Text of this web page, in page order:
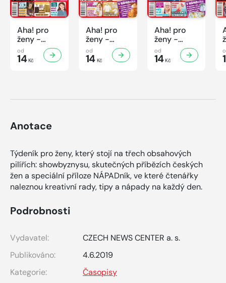
Aha! pro
ženy -
32/2026
od
14Kč
Aha! pro
ženy -
31/2026
od
14Kč
Aha! pro
ženy -
30/2026
od
14Kč
Anotace
Týdeník pro ženy, který stojí na třech obsahových
pilířích: showbyznysu, skutečných příbězích českých
žen a speciální příloze NÁPADník, ve které čtenářky
naleznou kreativní rady, tipy a nápady na každý den.
Podrobnosti
Vydavatel:
CZECH NEWS CENTER a. s.
Publikováno:
4.6.2019
Kategorie:
Časopisy